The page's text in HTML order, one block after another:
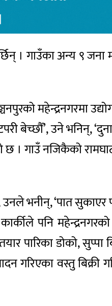
। गाउँका अन्य ९
महेन्द्रनगरमा
बेच्छौँ’, उने भनिन्,
छ । गाउँ नजिकैको
उनले भनीन्, ‘पात
पनि
पारिका डोको, सुप्पा
गरिएका वस्तु बिक्री